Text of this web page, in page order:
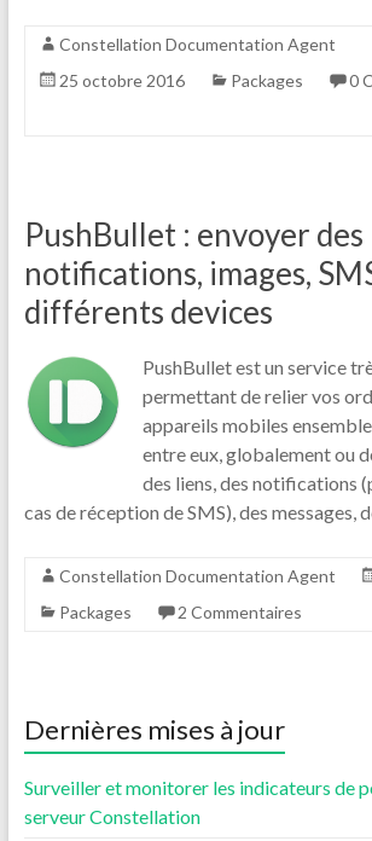
Constellation Documentation Agent
25 octobre 2016
Packages
0
PushBullet : envoyer des
notifications, images,
différents devices
PushBullet est un service
permettant de relier vos
appareils mobiles
entre eux, globalement ou
des liens, des notifications
cas de réception de SMS), des messages,
Constellation Documentation Agent
Packages
2 Commentaires
Dernières mises à jour
Surveiller et monitorer les indicateurs de
serveur Constellation